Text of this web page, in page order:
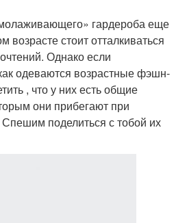
гардероба еще
стоит отталкиваться
Однако если
одеваются возрастные фэшн-
, что у них есть общие
они прибегают при
поделиться с тобой их